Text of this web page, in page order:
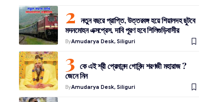
নতুন বছরে প্রাপ্তি, উত্তরবঙ্গ হয়ে শিয়ালদহ ছুটবে
মদনমোহন এক্সপ্রেস, দাবি পূরণ হবে শিলিগুড়িবাসীর
ByAmudarya Desk, Siliguri
কে এই শ্রী প্রেমানন্দ গোবিন্দ শরণজী মহারাজ ?
জেনে নিন
ByAmudarya Desk, Siliguri